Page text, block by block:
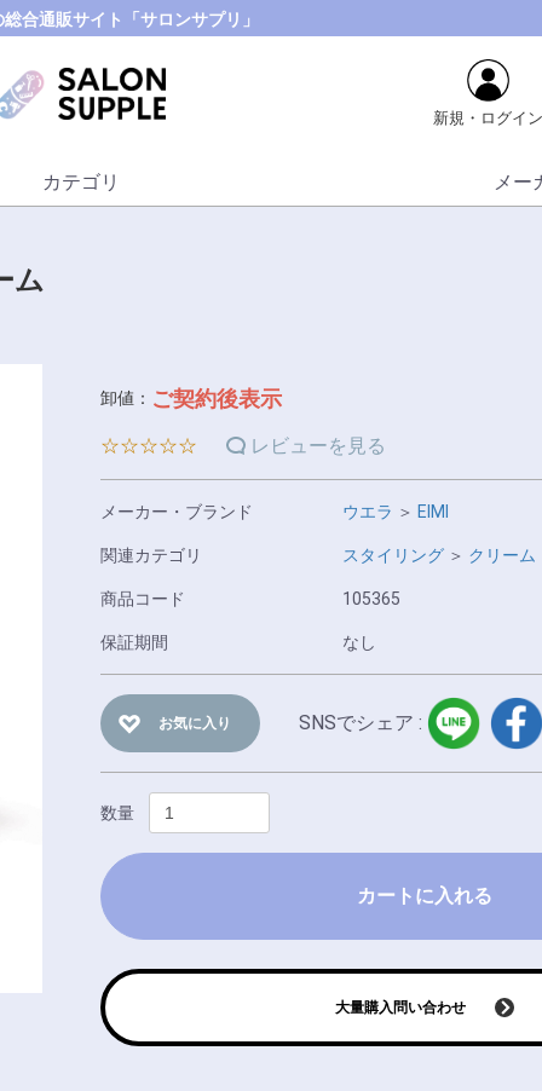
合通販サイト「サロンサプリ」
新規・ログイン
カテゴリ メー
ム
卸値： ご契約後表示
☆☆☆☆☆ レビューを見る
メーカー・ブランド ウエラ ＞ EIMI
関連カテゴリ スタイリング ＞ クリーム
商品コード 105365
保証期間 なし
お気に入り SNSでシェア :
LINE
数量
カートに入れる
大量購入問い合わせ